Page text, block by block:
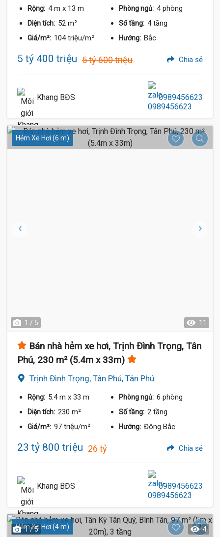
Rộng: 4 m x 13 m Phòng ngủ: 4 phòng
Diện tích: 52 m² Số tầng: 4 tầng
Giá/m²: 104 triệu/m² Hướng: Bắc
5 tỷ 400 triệu 5 tỷ 600 triệu Chia sẻ
Khang BĐS 0989456623
Hẻm Xe Hơi (6 m)
1 / 5 11
Bán nhà hẻm xe hơi, Trịnh Đình Trọng, Tân
Phú, 230 m² (5.4m x 33m)
Trịnh Đình Trọng, Tân Phú, Tân Phú
Rộng: 5.4 m x 33 m Phòng ngủ: 6 phòng
Diện tích: 230 m² Số tầng: 2 tầng
Giá/m²: 97 triệu/m² Hướng: Đông Bắc
23 tỷ 800 triệu 26 tỷ Chia sẻ
Khang BĐS 0989456623
Hẻm Xe Hơi (4 m)
1 / 5 4